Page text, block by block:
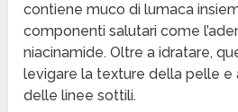
contiene muco di lumaca
componenti salutari come
niacinamide. Oltre a idratare,
levigare la texture della pelle e
delle linee sottili.